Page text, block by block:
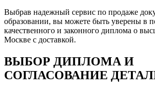
Выбрав надежный сервис по продаже
образовании, вы можете быть уверены в
качественного и законного диплома о
Москве с доставкой.​
ВЫБОР ДИПЛОМА И
СОГЛАСОВАНИЕ